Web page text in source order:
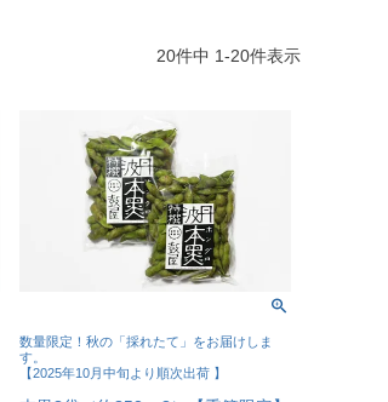
20件中 1-20件表示
数量限定！秋の「採れたて」をお届けしま
す。
【2025年10月中旬より順次出荷 】